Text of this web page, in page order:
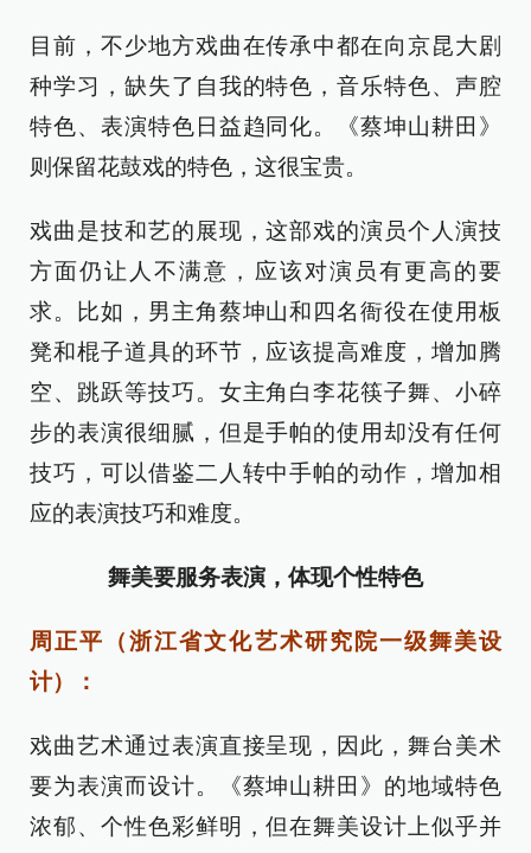
目前，不少地方戏曲在传承中都在向京昆大剧
种学习，缺失了自我的特色，音乐特色、声腔
特色、表演特色日益趋同化。《蔡坤山耕田》
则保留花鼓戏的特色，这很宝贵。
戏曲是技和艺的展现，这部戏的演员个人演技
方面仍让人不满意，应该对演员有更高的要
求。比如，男主角蔡坤山和四名衙役在使用板
凳和棍子道具的环节，应该提高难度，增加腾
空、跳跃等技巧。女主角白李花筷子舞、小碎
步的表演很细腻，但是手帕的使用却没有任何
技巧，可以借鉴二人转中手帕的动作，增加相
应的表演技巧和难度。
舞美要服务表演，体现个性特色
周正平（浙江省文化艺术研究院一级舞美设
计）：
戏曲艺术通过表演直接呈现，因此，舞台美术
要为表演而设计。《蔡坤山耕田》的地域特色
浓郁、个性色彩鲜明，但在舞美设计上似乎并